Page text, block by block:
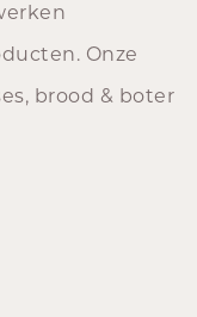
Onze
brood & boter